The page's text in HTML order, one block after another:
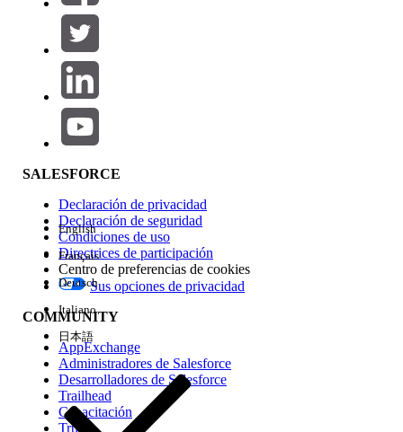
SELECCIONAR FILTROS
Área de productos
Repercusión de función
Edición
Experiencia
SALESFORCE
Declaración de privacidad
Declaración de seguridad
Condiciones de uso
Directrices de participación
Centro de preferencias de cookies
Sus opciones de privacidad
COMMUNITY
AppExchange
Administradores de Salesforce
Desarrolladores de Salesforce
Trailhead
Capacitación
Trust
English
Français
Deutsch
Italiano
日本語